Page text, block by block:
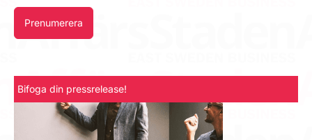
Prenumerera
Bifoga din pressrelease!